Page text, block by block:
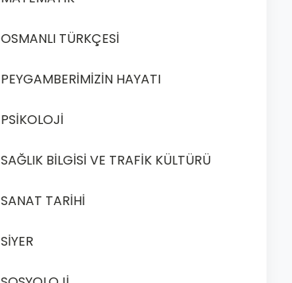
OSMANLI TÜRKÇESİ
PEYGAMBERİMİZİN HAYATI
PSİKOLOJİ
SAĞLIK BİLGİSİ VE TRAFİK KÜLTÜRÜ
SANAT TARİHİ
SİYER